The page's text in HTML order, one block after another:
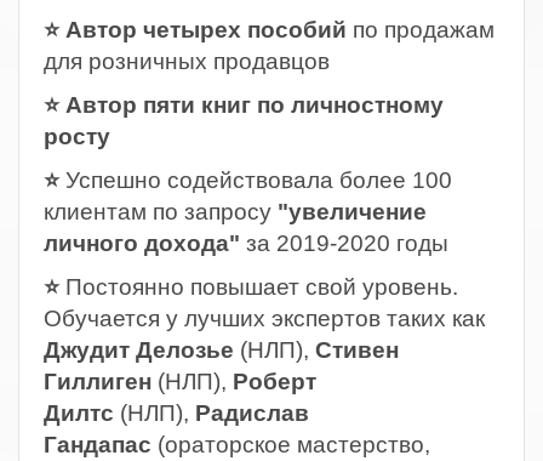
⭐ Автор четырех пособий по продажам
для розничных продавцов
⭐ Автор пяти книг по личностному
росту
⭐Успешно содействовала более 100
клиентам по запросу "увеличение
личного дохода" за 2019-2020 годы
⭐ Постоянно повышает свой уровень.
Обучается у лучших экспертов таких как
Джудит Делозье (НЛП), Стивен
Гиллиген (НЛП), Роберт
Дилтс (НЛП), Радислав
Гандапас (ораторское мастерство,